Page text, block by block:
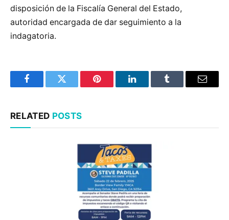
disposición de la Fiscalía General del Estado,
autoridad encargada de dar seguimiento a la
indagatoria.
FacebookTwitter Pinterest LinkedInTumblr Email
RELATED POSTS